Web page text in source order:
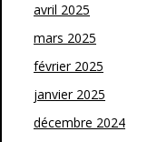
avril 2025
mars 2025
février 2025
janvier 2025
décembre 2024